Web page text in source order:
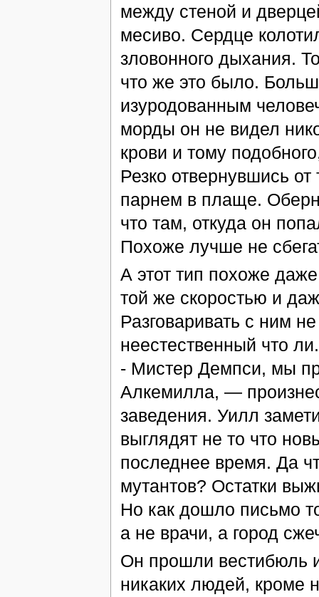
между стеной и
месиво. Сердце
зловонного дыхания.
что же это было.
изуродованным
морды он не видел
крови и тому
Резко отвернувшись
парнем в плаще.
что там, откуда он
Похоже лучше не
А этот тип похоже
той же скоростью и
Разговаривать с ним
неестественный что
- Мистер Демпси, мы
Алкемилла, —
заведения. Уилл
выглядят не то что
последнее время. Да
мутантов? Остатки
Но как дошло письмо
а не врачи, а город
Он прошли вестибюль
никаких людей, кроме